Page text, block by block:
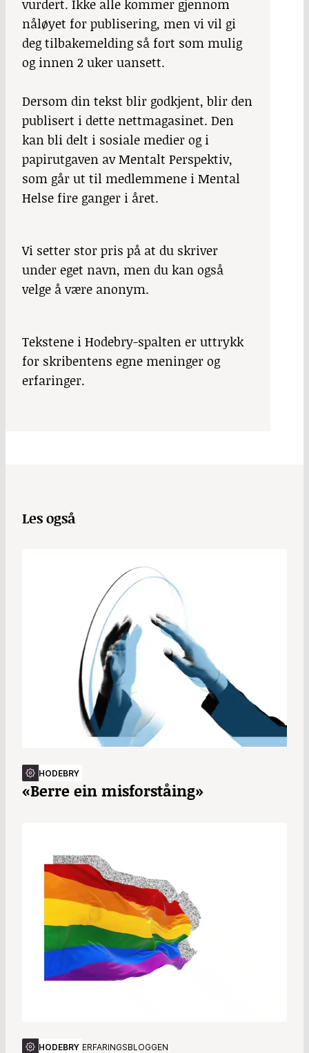
vurdert. Ikke alle kommer gjennom
nåløyet for publisering, men vi vil gi
deg tilbakemelding så fort som mulig
og innen 2 uker uansett.
Dersom din tekst blir godkjent, blir den
publisert i dette nettmagasinet. Den
kan bli delt i sosiale medier og i
papirutgaven av Mentalt Perspektiv,
som går ut til medlemmene i Mental
Helse fire ganger i året.
Vi setter stor pris på at du skriver
under eget navn, men du kan også
velge å være anonym.
Tekstene i Hodebry-spalten er uttrykk
for skribentens egne meninger og
erfaringer.
Les også
HODEBRY
«Berre ein misforståing»
HODEBRY ERFARINGSBLOGGEN